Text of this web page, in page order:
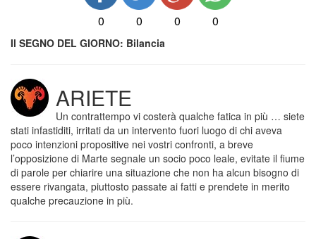
0 0 0 0
Il SEGNO DEL GIORNO: Bilancia
ARIETE
Un contrattempo vi costerà qualche fatica in più … siete
stati infastiditi, irritati da un intervento fuori luogo di chi aveva
poco intenzioni propositive nei vostri confronti, a breve
l’opposizione di Marte segnale un socio poco leale, evitate il fiume
di parole per chiarire una situazione che non ha alcun bisogno di
essere rivangata, piuttosto passate ai fatti e prendete in merito
qualche precauzione in più.